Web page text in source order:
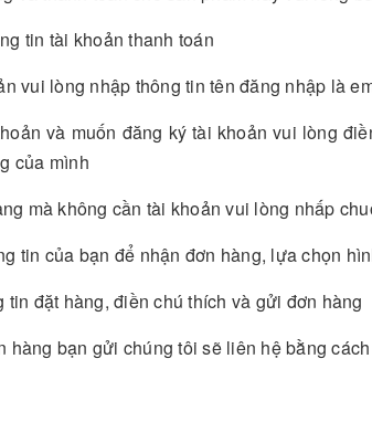
tin tài khoản thanh toán
vui lòng nhập thông tin tên đăng nhập là
và muốn đăng ký tài khoản vui lòng
của mình
mà không cần tài khoản vui lòng nhấp
tin của bạn để nhận đơn hàng, lựa chọn
tin đặt hàng, điền chú thích và gửi đơn hàng
hàng bạn gửi chúng tôi sẽ liên hệ bằng